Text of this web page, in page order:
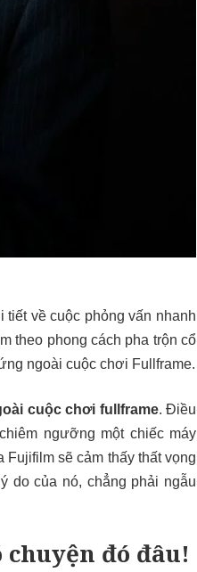
về cuộc phỏng vấn nhanh
theo phong cách pha trộn cổ
ngoài cuộc chơi Fullframe.
cuộc chơi fullframe. Điều
ngưỡng một chiếc máy
sẽ cảm thấy thất vọng
do của nó, chẳng phải ngẫu
đó đâu!